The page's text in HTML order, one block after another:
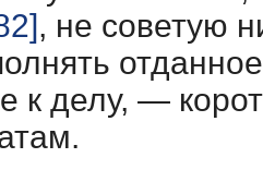
, не советую
к делу, —